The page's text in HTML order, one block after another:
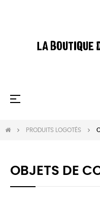
Basculer
☰
PRODUITS LOGOTÉS
OBJETS DE